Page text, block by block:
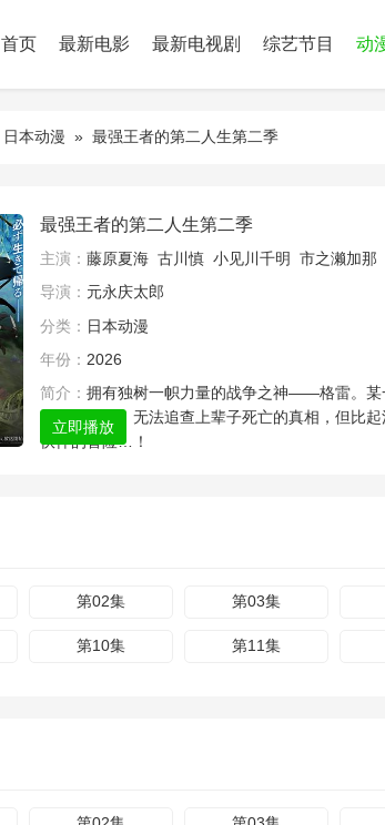
首页 最新电影 最新电视剧 综艺节目 动
日本动漫 » 最强王者的第二人生第二季
最强王者的第二人生第二季
主演： 藤原夏海 古川慎 小见川千明 市之濑加那
导演： 元永庆太郎
分类： 日本动漫
年份： 2026
简介： 拥有独树一帜力量的战争之神——格雷。某
瑟」的孩子。无法追查上辈子死亡的真相，但比
伙伴的冒险…！
立即播放
第02集 第03集
第10集 第11集